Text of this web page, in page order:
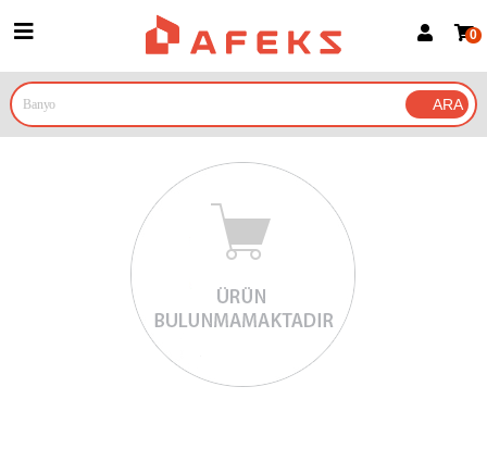
Google İle Bağlan
0